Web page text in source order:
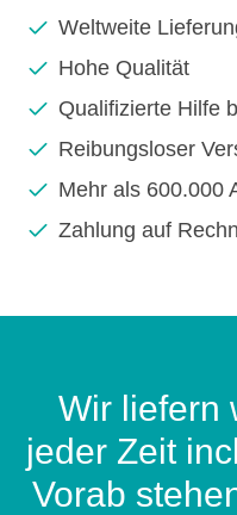
Weltweite
Hohe Qualität
Qualifizierte Hilfe
Reibungsloser
Mehr als 600.000
Zahlung auf
Wir liefern
jeder Zeit
Vorab